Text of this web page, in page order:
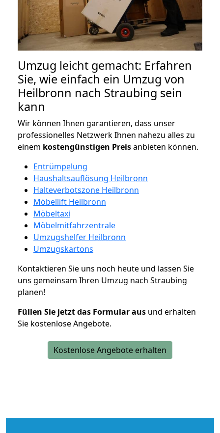
Umzug leicht gemacht: Erfahren
Sie, wie einfach ein Umzug von
Heilbronn nach Straubing sein
kann
Wir können Ihnen garantieren, dass unser
professionelles Netzwerk Ihnen nahezu alles zu
einem kostengünstigen Preisanbieten können.
Entrümpelung
Haushaltsauflösung Heilbronn
Halteverbotszone Heilbronn
Möbellift Heilbronn
Möbeltaxi
Möbelmitfahrzentrale
Umzugshelfer Heilbronn
Umzugskartons
Kontaktieren Sie uns noch heute und lassen Sie
uns gemeinsam Ihren Umzug nach Straubing
planen!
Füllen Sie jetzt das Formular aus und erhalten
Sie kostenlose Angebote.
Kostenlose Angebote erhalten